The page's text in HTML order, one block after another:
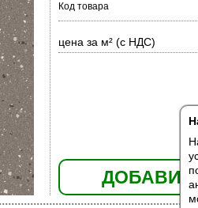
Код товара
цена за м² (с НДС)